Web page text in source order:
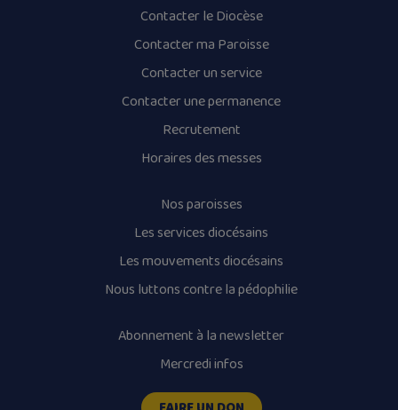
Contacter le Diocèse
Contacter ma Paroisse
Contacter un service
Contacter une permanence
Recrutement
Horaires des messes
Nos paroisses
Les services diocésains
Les mouvements diocésains
Nous luttons contre la pédophilie
Abonnement à la newsletter
Mercredi infos